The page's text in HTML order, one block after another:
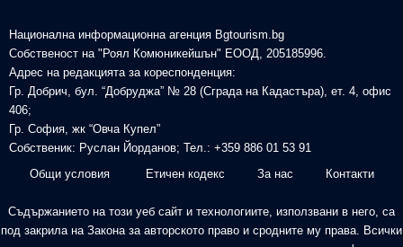
Национална информационна агенция Bgtourism.bg
Собственост на "Роял Комюникейшън" ЕООД, 205185996.
Адрес на редакцията за кореспонденция:
Гр. Добрич, бул. “Добруджа” № 28 (Сграда на Кадастъра), ет. 4, офис
406;
Гр. София, жк “Овча Купел”
Собственик: Руслан Йорданов; Тел.: +359 886 01 53 91
Общи условия
Етичен кодекс За нас Контакти
Съдържанието на този уеб сайт и технологиите, използвани в него, са
под закрила на Закона за авторското право и сродните му права. Всички